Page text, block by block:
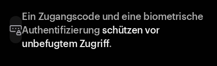
Ein Zugangscode und eine biometrische
Authentifizierung schützen vor
unbefugtem Zugriff.